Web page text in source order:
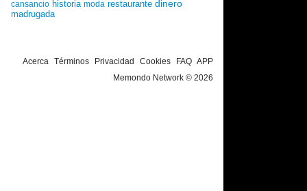
cansancio historia moda restaurante dinero
madrugada
Acerca Términos Privacidad Cookies FAQ APP
Memondo Network © 2026